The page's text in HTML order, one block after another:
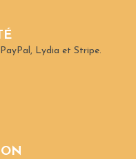
Lydia et Stripe.